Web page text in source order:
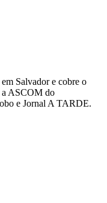
Salvador e cobre o
a ASCOM do
e Jornal A TARDE.